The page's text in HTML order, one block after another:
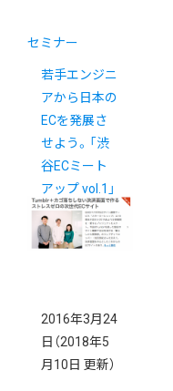
セミナー
若手エンジニ
アから日本の
ECを発展さ
せよう。「渋
谷ECミート
アップ vol.1」
開催いたしま
した。
2016年3月24
日 （2018年5
月10日 更新）